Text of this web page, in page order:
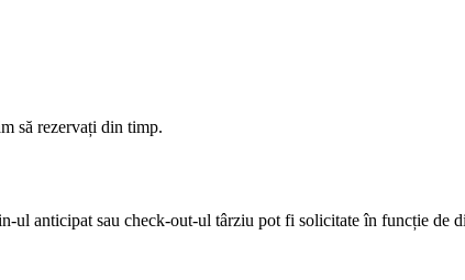
să rezervați din timp.
ul anticipat sau check-out-ul târziu pot fi solicitate în funcție de